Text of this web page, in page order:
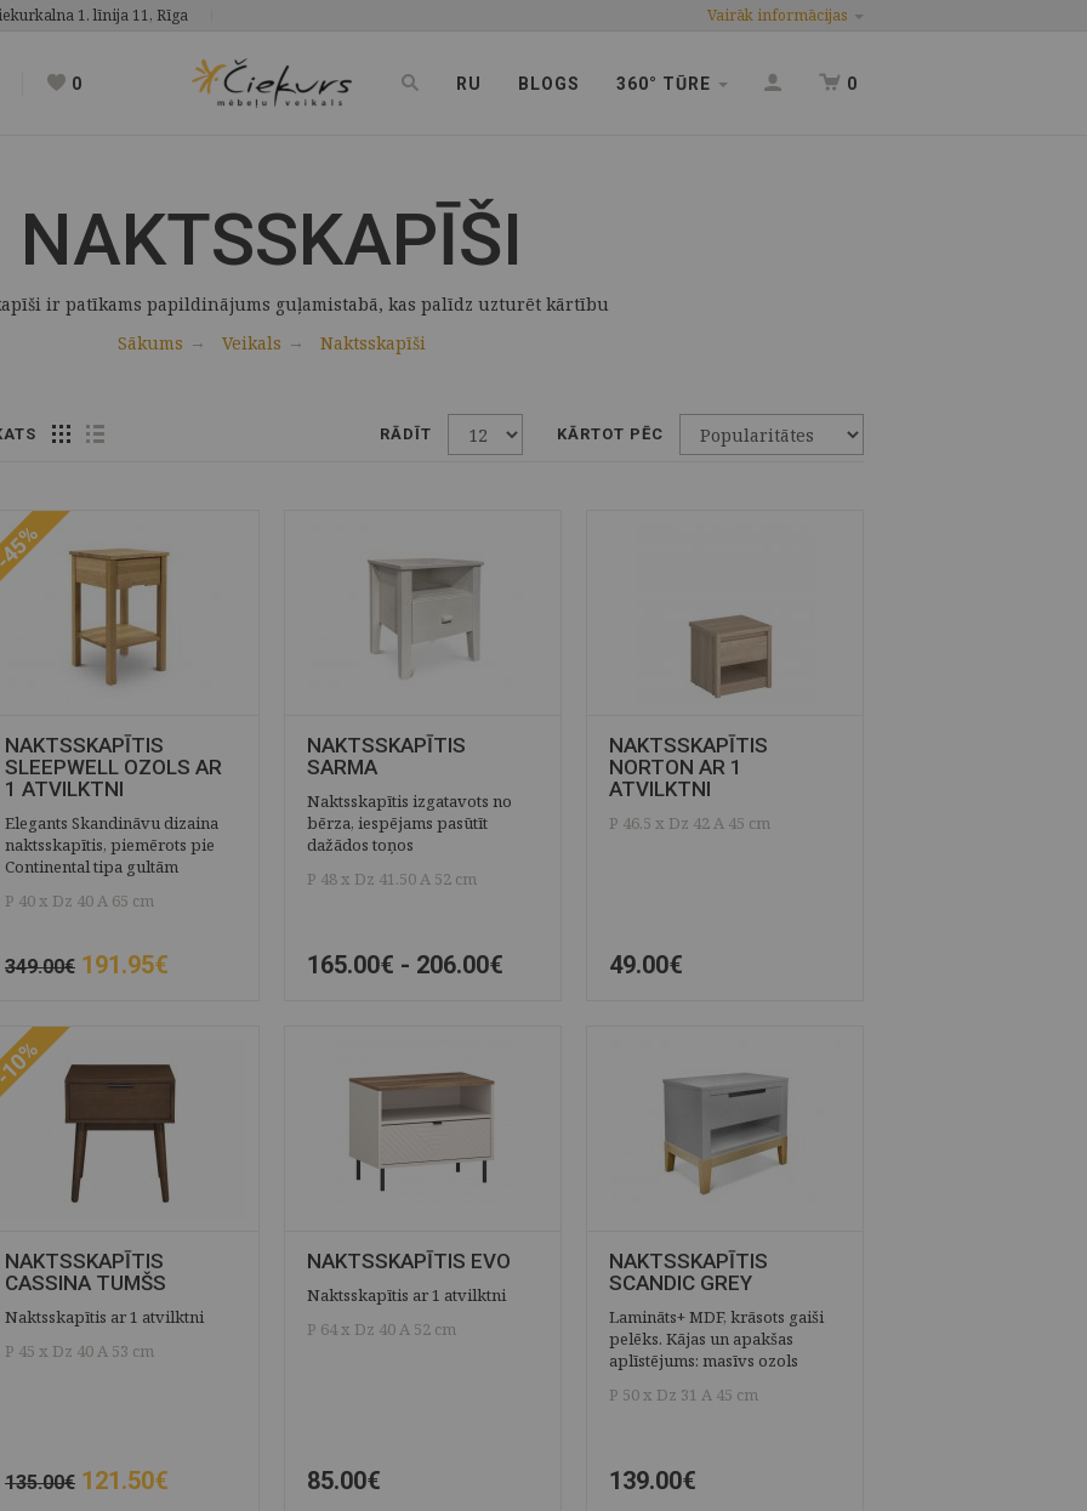
Vairāk informācijas
1. līnija 11, Rīga
0 RU BLOGS 360° TŪRE 0
NAKTSSKAPĪŠI
ir patīkams papildinājums guļamistabā, kas palīdz uzturēt kārtību
Sākums
Veikals Naktsskapīši
RĀDĪT KĀRTOT PĒC
NAKTSSKAPĪTIS
SLEEPWELL OZOLS AR
1 ATVILKTNI
Elegants Skandināvu dizaina
naktsskapītis, piemērots pie
Continental tipa gultām
P 40 x Dz 40 A 65 cm
349.00€ 191.95€
NAKTSSKAPĪTIS
SARMA
Naktsskapītis izgatavots no
bērza, iespējams pasūtīt
dažādos toņos
P 48 x Dz 41.50 A 52 cm
165.00€ - 206.00€
NAKTSSKAPĪTIS
NORTON AR 1
ATVILKTNI
P 46.5 x Dz 42 A 45 cm
49.00€
NAKTSSKAPĪTIS
CASSINA TUMŠS
Naktsskapītis ar 1 atvilktni
P 45 x Dz 40 A 53 cm
135.00€ 121.50€
NAKTSSKAPĪTIS EVO
Naktsskapītis ar 1 atvilktni
P 64 x Dz 40 A 52 cm
85.00€
NAKTSSKAPĪTIS
SCANDIC GREY
Lamināts+ MDF, krāsots gaiši
pelēks. Kājas un apakšas
aplīstējums: masīvs ozols
P 50 x Dz 31 A 45 cm
139.00€